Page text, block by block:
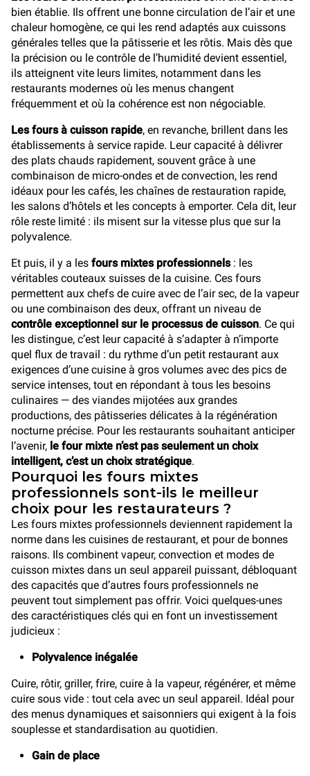
bien établie. Ils offrent une bonne circulation de l’air et une
chaleur homogène, ce qui les rend adaptés aux cuissons
générales telles que la pâtisserie et les rôtis. Mais dès que
la précision ou le contrôle de l’humidité devient essentiel,
ils atteignent vite leurs limites, notamment dans les
restaurants modernes où les menus changent
fréquemment et où la cohérence est non négociable.
Les fours à cuisson rapide, en revanche, brillent dans les
établissements à service rapide. Leur capacité à délivrer
des plats chauds rapidement, souvent grâce à une
combinaison de micro-ondes et de convection, les rend
idéaux pour les cafés, les chaînes de restauration rapide,
les salons d’hôtels et les concepts à emporter. Cela dit, leur
rôle reste limité : ils misent sur la vitesse plus que sur la
polyvalence.
Et puis, il y a les fours mixtes professionnels: les
véritables couteaux suisses de la cuisine. Ces fours
permettent aux chefs de cuire avec de l’air sec, de la vapeur
ou une combinaison des deux, offrant un niveau de
contrôle exceptionnel sur le processus de cuisson. Ce qui
les distingue, c’est leur capacité à s’adapter à n’importe
quel flux de travail : du rythme d’un petit restaurant aux
exigences d’une cuisine à gros volumes avec des pics de
service intenses, tout en répondant à tous les besoins
culinaires — des viandes mijotées aux grandes
productions, des pâtisseries délicates à la régénération
nocturne précise. Pour les restaurants souhaitant anticiper
l’avenir, le four mixte n’est pas seulement un choix
intelligent, c’est un choix stratégique.
Pourquoi les fours mixtes
professionnels sont-ils le meilleur
choix pour les restaurateurs ?
Les fours mixtes professionnels deviennent rapidement la
norme dans les cuisines de restaurant, et pour de bonnes
raisons. Ils combinent vapeur, convection et modes de
cuisson mixtes dans un seul appareil puissant, débloquant
des capacités que d’autres fours professionnels ne
peuvent tout simplement pas offrir. Voici quelques-unes
des caractéristiques clés qui en font un investissement
judicieux :
Polyvalence inégalée
Cuire, rôtir, griller, frire, cuire à la vapeur, régénérer, et même
cuire sous vide : tout cela avec un seul appareil. Idéal pour
des menus dynamiques et saisonniers qui exigent à la fois
souplesse et standardisation au quotidien.
Gain de place